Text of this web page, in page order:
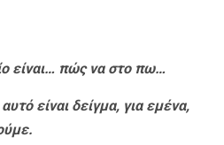
είναι… πώς να στο πω…
είναι δείγμα, για εμένα,